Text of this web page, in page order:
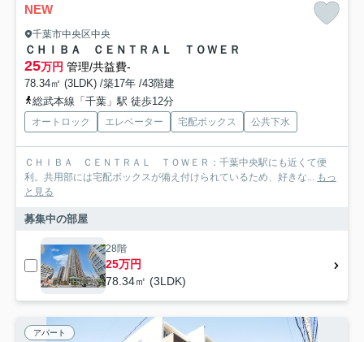
NEW
千葉市中央区中央
ＣＨＩＢＡ ＣＥＮＴＲＡＬ ＴＯＷＥＲ
25万円 管理/共益費-
78.34㎡ (3LDK) /築17年 /43階建
総武本線「千葉」駅 徒歩12分
オートロック エレベーター 宅配ボックス 公共下水
ＣＨＩＢＡ ＣＥＮＴＲＡＬ ＴＯＷＥＲ：千葉中央駅にも近くて便
利。共用部には宅配ボックスが備え付けられているため、好きな... もっ
と見る
募集中の部屋
28階
25万円
78.34㎡ (3LDK)
アパート